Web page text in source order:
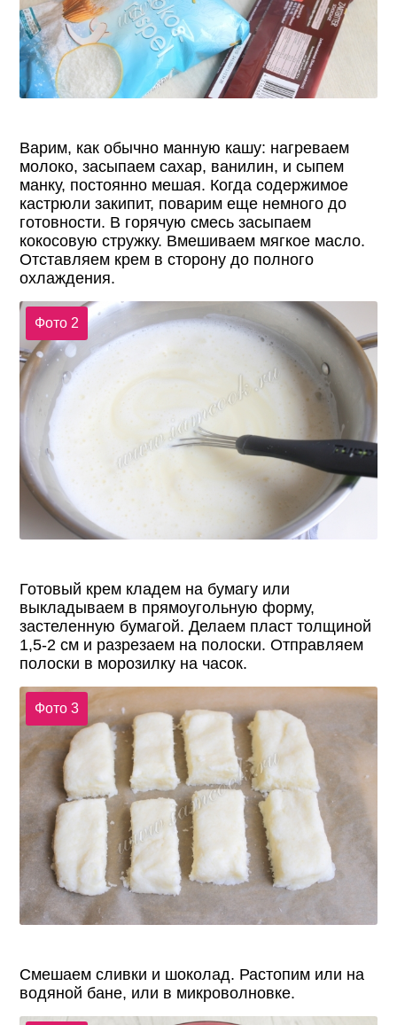
Варим, как обычно манную кашу: нагреваем
молоко, засыпаем сахар, ванилин, и сыпем
манку, постоянно мешая. Когда содержимое
кастрюли закипит, поварим еще немного до
готовности. В горячую смесь засыпаем
кокосовую стружку. Вмешиваем мягкое масло.
Отставляем крем в сторону до полного
охлаждения.
Фото 2
Готовый крем кладем на бумагу или
выкладываем в прямоугольную форму,
застеленную бумагой. Делаем пласт толщиной
1,5-2 см и разрезаем на полоски. Отправляем
полоски в морозилку на часок.
Фото 3
Смешаем сливки и шоколад. Растопим или на
водяной бане, или в микроволновке.